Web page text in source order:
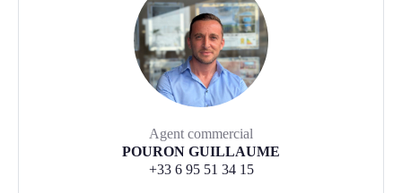
Agent commercial
POURON GUILLAUME
+33 6 95 51 34 15